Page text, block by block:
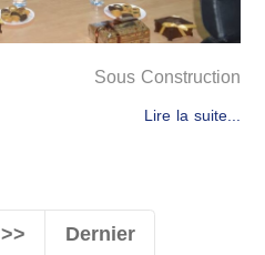
Sous Construction
Lire la suite...
>> Dernier